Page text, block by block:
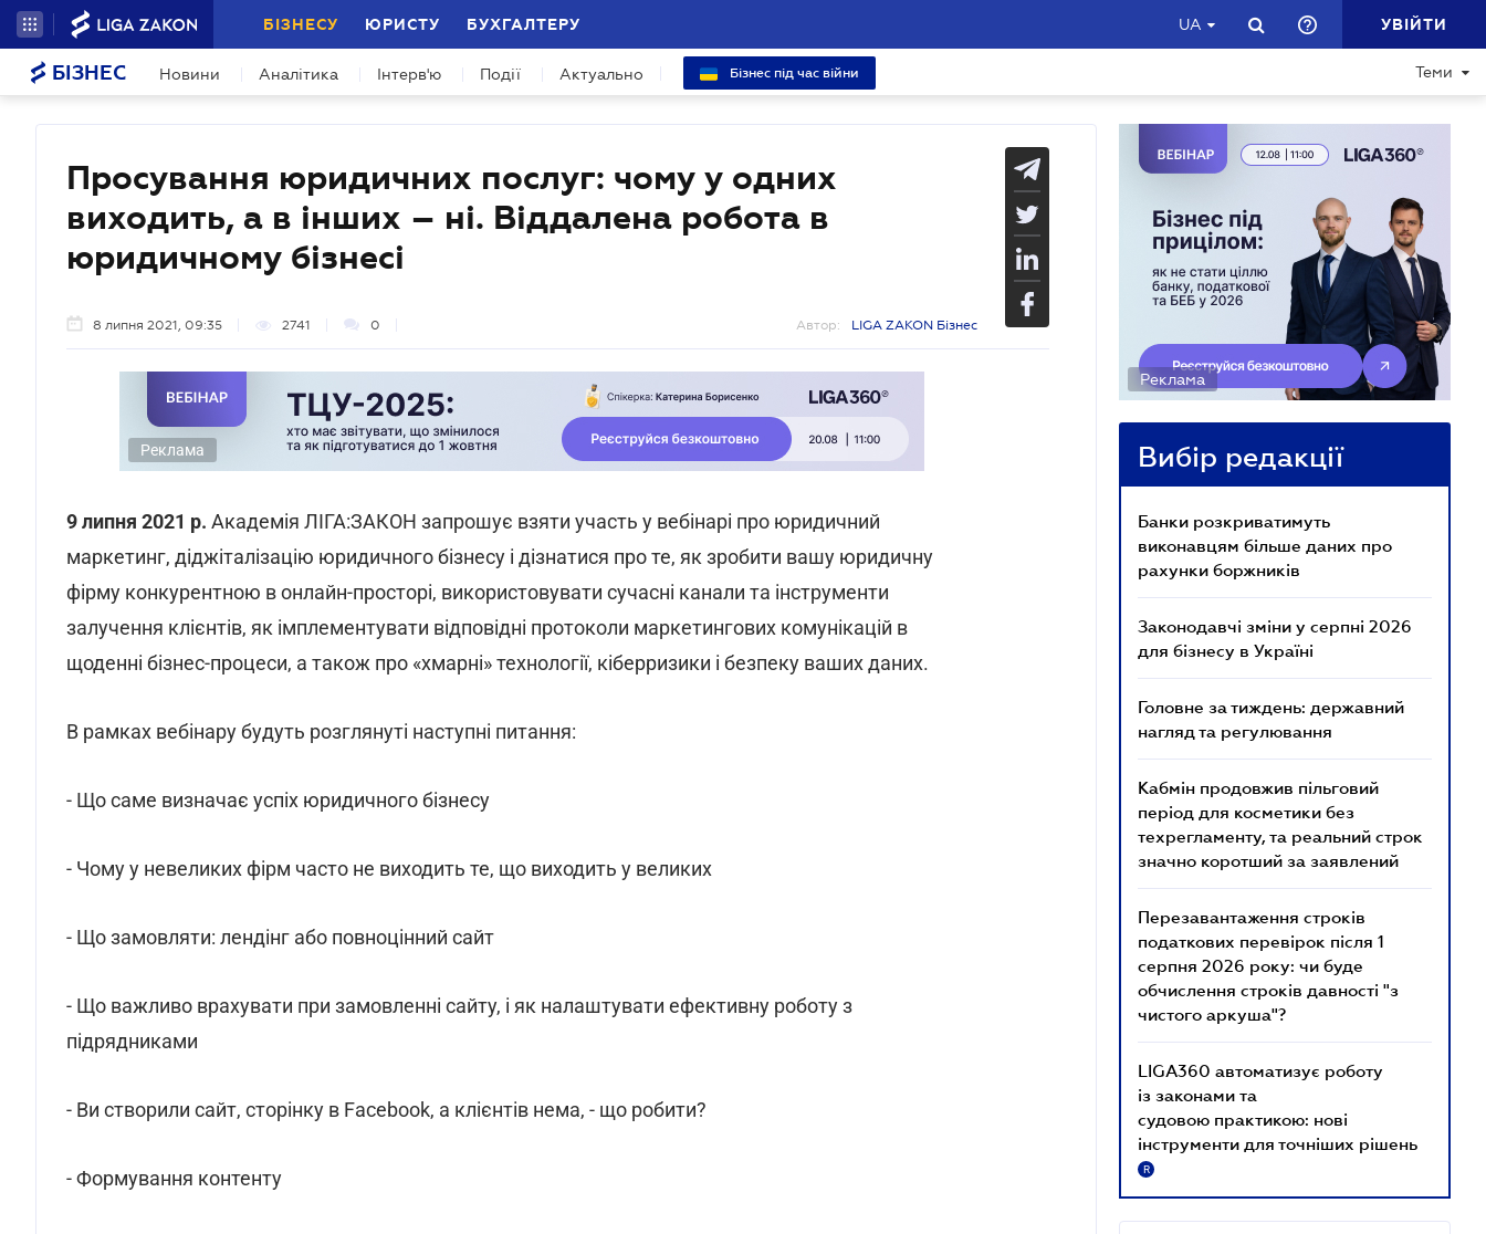
БІЗНЕСУ ЮРИСТУ БУХГАЛТЕРУ UA УВІЙТИ
БІЗНЕС Новини Аналітика Інтерв'ю Події Актуально Бізнес під час війни Теми
Просування юридичних послуг: чому у одних
виходить, а в інших – ні. Віддалена робота в
юридичному бізнесі
8 липня 2021, 09:35 2741 0 Автор: LIGA ZAKON Бізнес
Реклама
9 липня 2021 р. Академія ЛІГА:ЗАКОН запрошує взяти участь у вебінарі про юридичний
маркетинг, діджіталізацію юридичного бізнесу і дізнатися про те, як зробити вашу юридичну
фірму конкурентною в онлайн-просторі, використовувати сучасні канали та інструменти
залучення клієнтів, як імплементувати відповідні протоколи маркетингових комунікацій в
щоденні бізнес-процеси, а також про «хмарні» технології, кіберризики і безпеку ваших даних.
В рамках вебінару будуть розглянуті наступні питання:
- Що саме визначає успіх юридичного бізнесу
- Чому у невеликих фірм часто не виходить те, що виходить у великих
- Що замовляти: лендінг або повноцінний сайт
- Що важливо врахувати при замовленні сайту, і як налаштувати ефективну роботу з
підрядниками
- Ви створили сайт, сторінку в Facebook, а клієнтів нема, - що робити?
- Формування контенту
Реклама
Вибір редакції
Банки розкриватимуть
виконавцям більше даних про
рахунки боржників
Законодавчі зміни у серпні 2026
для бізнесу в Україні
Головне за тиждень: державний
нагляд та регулювання
Кабмін продовжив пільговий
період для косметики без
техрегламенту, та реальний строк
значно коротший за заявлений
Перезавантаження строків
податкових перевірок після 1
серпня 2026 року: чи буде
обчислення строків давності "з
чистого аркуша"?
LIGA360 автоматизує роботу
із законами та
судовою практикою: нові
інструменти для точніших рішень
R